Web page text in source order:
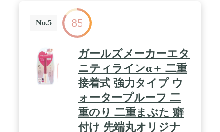
No.5 85
ガールズメーカーエタ
ニティラインα＋ 二重
接着式 強力タイプ ウ
ォータープルーフ 二
重のり 二重まぶた 癖
付け 先端丸オリジナ